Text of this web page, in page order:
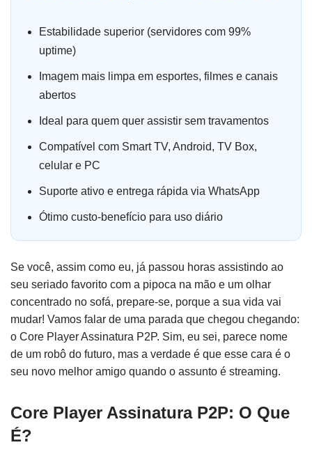
Estabilidade superior (servidores com 99%
uptime)
Imagem mais limpa em esportes, filmes e canais
abertos
Ideal para quem quer assistir sem travamentos
Compatível com Smart TV, Android, TV Box,
celular e PC
Suporte ativo e entrega rápida via WhatsApp
Ótimo custo-benefício para uso diário
Se você, assim como eu, já passou horas assistindo ao
seu seriado favorito com a pipoca na mão e um olhar
concentrado no sofá, prepare-se, porque a sua vida vai
mudar! Vamos falar de uma parada que chegou chegando:
o Core Player Assinatura P2P. Sim, eu sei, parece nome
de um robô do futuro, mas a verdade é que esse cara é o
seu novo melhor amigo quando o assunto é streaming.
Core Player Assinatura P2P: O Que
É?